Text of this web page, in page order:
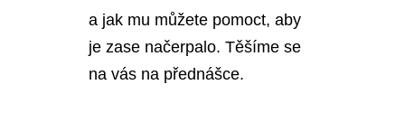
a jak mu můžete pomoct, aby
je zase načerpalo. Těšíme se
na vás na přednášce.